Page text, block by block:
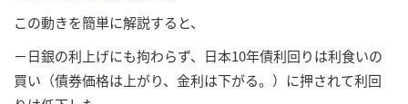
この動きを簡単に解説すると、
－日銀の利上げにも拘わらず、日本10年債利回りは利食いの
買い（債券価格は上がり、金利は下がる。）に押されて利回